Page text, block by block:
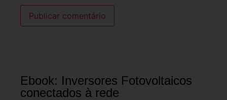
Ebook: Inversores Fotovoltaicos
conectados à rede